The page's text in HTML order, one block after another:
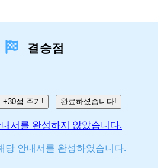
결승점
+30점 주기! 완료하셨습니다!
서를 완성하지 않았습니다.
당 안내서를 완성하였습니다.